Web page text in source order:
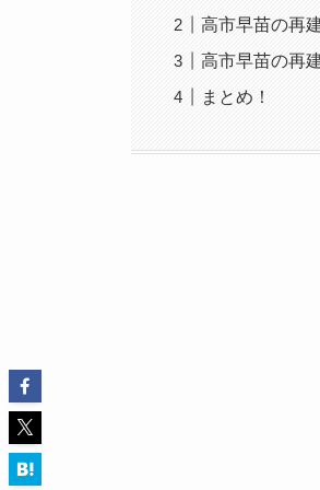
高市早苗の再
高市早苗の再
まとめ！